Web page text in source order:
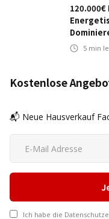
5 min
Kostenlose
📬 Neue Hausverkauf
Ich habe die